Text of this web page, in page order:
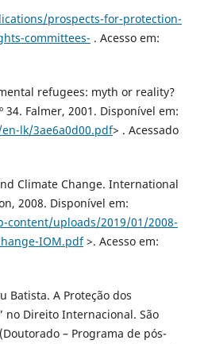
prospects-for-protection-
committees- . Acesso em:
refugees: myth or reality?
34. Falmer, 2001. Disponível em:
lk/3ae6a0d00.pdf> . Acessado
Climate Change. International
2008. Disponível em:
uploads/2019/01/2008-
IOM.pdf>. Acesso em:
Batista. A Proteção dos
no Direito Internacional. São
– Programa de pós-